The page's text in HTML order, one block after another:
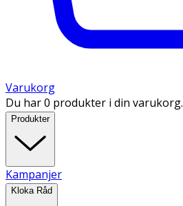
Varukorg
Du har 0 produkter i din varukorg.
Produkter
Kampanjer
Kloka Råd